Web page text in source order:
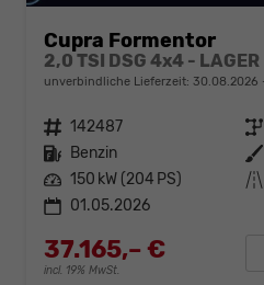
Cupra Formentor
2,0 TSI DSG 4x4 - LAGER
unverbindliche Lieferzeit: 30.08.2026
Fahrzeugnr. 142487 Getriebe
Kraftstoff Benzin Außenfarbe
Leistung 150 kW (204 PS) Kilometerstand
01.05.2026
37.165,– €
incl. 19% MwSt.